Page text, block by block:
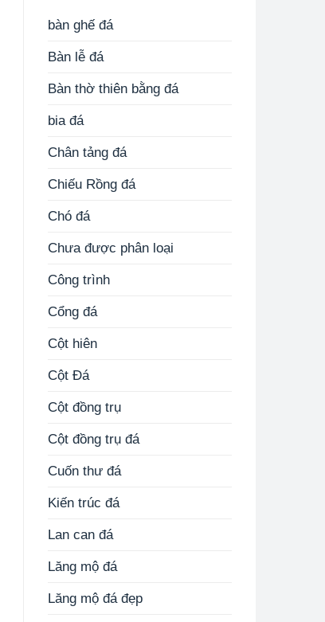
bàn ghế đá
Bàn lễ đá
Bàn thờ thiên bằng đá
bia đá
Chân tảng đá
Chiếu Rồng đá
Chó đá
Chưa được phân loại
Công trình
Cổng đá
Cột hiên
Cột Đá
Cột đồng trụ
Cột đồng trụ đá
Cuốn thư đá
Kiến trúc đá
Lan can đá
Lăng mộ đá
Lăng mộ đá đẹp